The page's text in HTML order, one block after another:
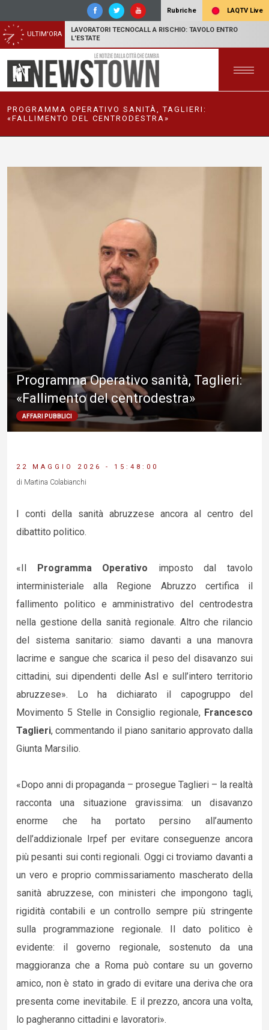
Rubriche LAQTV Live
ULTIM'ORA
LAVORATORI TECNOCALL A RISCHIO: TAVOLO ENTRO
L'ESTATE
PROGRAMMA OPERATIVO SANITÀ, TAGLIERI:
«FALLIMENTO DEL CENTRODESTRA»
Programma Operativo sanità, Taglieri:
«Fallimento del centrodestra»
AFFARI PUBBLICI
22 MAGGIO 2026 - 15:48:00
di Martina Colabianchi
I conti della sanità abruzzese ancora al centro del
dibattito politico.
«Il Programma Operativo imposto dal tavolo
interministeriale alla Regione Abruzzo certifica il
fallimento politico e amministrativo del centrodestra
nella gestione della sanità regionale. Altro che rilancio
del sistema sanitario: siamo davanti a una manovra
lacrime e sangue che scarica il peso del disavanzo sui
cittadini, sui dipendenti delle Asl e sull’intero territorio
abruzzese». Lo ha dichiarato il capogruppo del
Movimento 5 Stelle in Consiglio regionale, Francesco
Taglieri, commentando il piano sanitario approvato dalla
Giunta Marsilio.
«Dopo anni di propaganda – prosegue Taglieri – la realtà
racconta una situazione gravissima: un disavanzo
enorme che ha portato persino all’aumento
dell’addizionale Irpef per evitare conseguenze ancora
più pesanti sui conti regionali. Oggi ci troviamo davanti a
un vero e proprio commissariamento mascherato della
sanità abruzzese, con ministeri che impongono tagli,
rigidità contabili e un controllo sempre più stringente
sulla programmazione regionale. Il dato politico è
evidente: il governo regionale, sostenuto da una
maggioranza che a Roma può contare su un governo
amico, non è stato in grado di evitare una deriva che ora
presenta come inevitabile. E il prezzo, ancora una volta,
lo pagheranno cittadini e lavoratori».